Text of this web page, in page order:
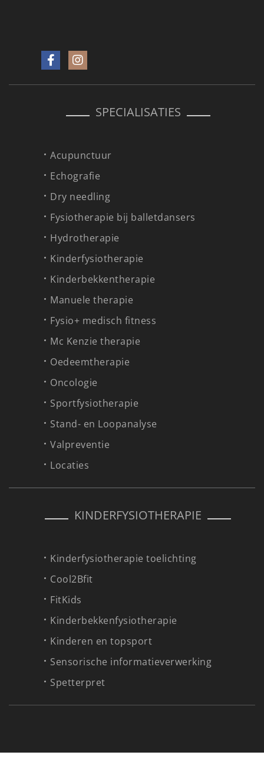
SPECIALISATIES
Acupunctuur
Echografie
Dry needling
Fysiotherapie bij balletdansers
Hydrotherapie
Kinderfysiotherapie
Kinderbekkentherapie
Manuele therapie
Fysio+ medisch fitness
Mc Kenzie therapie
Oedeemtherapie
Oncologie
Sportfysiotherapie
Stand- en Loopanalyse
Valpreventie
Locaties
KINDERFYSIOTHERAPIE
Kinderfysiotherapie toelichting
Cool2Bfit
FitKids
Kinderbekkenfysiotherapie
Kinderen en topsport
Sensorische informatieverwerking
Spetterpret